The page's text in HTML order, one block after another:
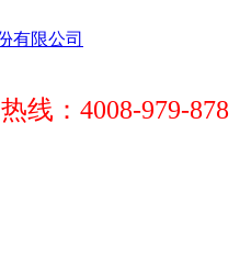
线：4008-979-878